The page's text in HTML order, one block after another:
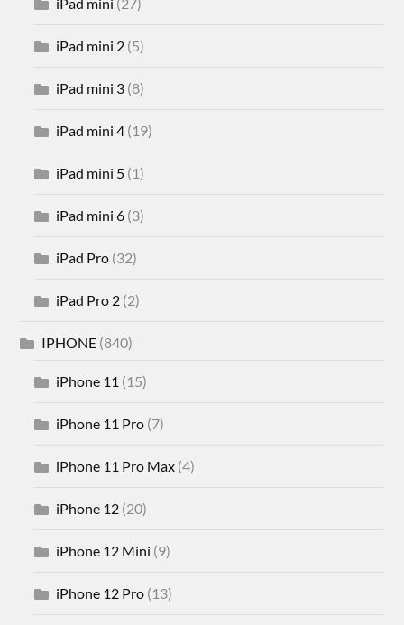
iPad mini 2 (5)
iPad mini 3 (8)
iPad mini 4 (19)
iPad mini 5 (1)
iPad mini 6 (3)
iPad Pro (32)
iPad Pro 2 (2)
IPHONE (840)
iPhone 11 (15)
iPhone 11 Pro (7)
iPhone 11 Pro Max (4)
iPhone 12 (20)
iPhone 12 Mini (9)
iPhone 12 Pro (13)